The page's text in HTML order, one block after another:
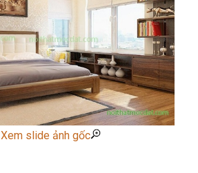
Xem slide ảnh gốc